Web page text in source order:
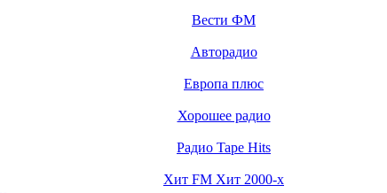
Вести ФМ
Авторадио
Европа плюс
Хорошее радио
Радио Tape Hits
Хит FM Хит 2000-х